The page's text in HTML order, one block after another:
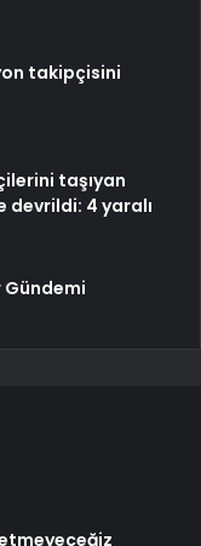
takipçisini
taşıyan
devrildi: 4 yaralı
Gündemi